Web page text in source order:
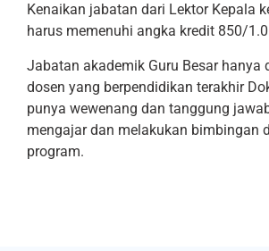
Kenaikan jabatan dari Lektor Kepala
harus memenuhi angka kredit 850/
Jabatan akademik Guru Besar hanya
dosen yang berpendidikan terakhir
punya wewenang dan tanggung
mengajar dan melakukan bimbingan
program.